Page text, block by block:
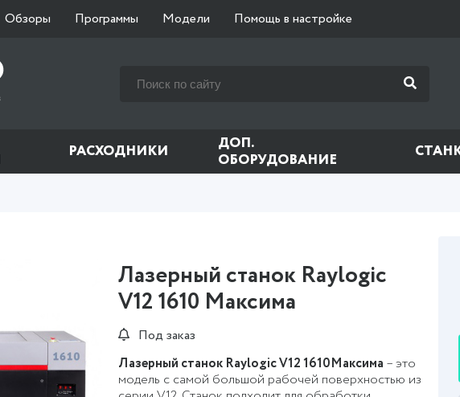
Обзоры Программы Модели Помощь в настройке
РАСХОДНИКИ
ДОП.
ОБОРУДОВАНИЕ
Лазерный станок Raylogic
V12 1610 Максима
Под заказ
Лазерный станок Raylogic V12 1610Максима – это
модель с самой большой рабочей поверхностью из